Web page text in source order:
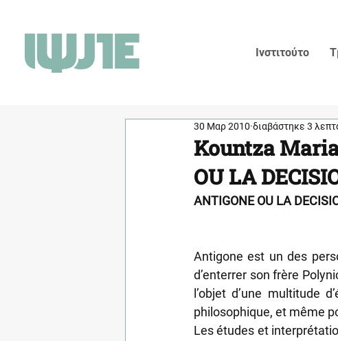
Ινστιτούτο
Kountza
OU LA
30 Μαρ 2010 διαβάστηκε 3
ANTIGONE OU LA
Antigone est un des
d’enterrer son frère
l’objet d’une multitude
philosophique, et même
Les études et